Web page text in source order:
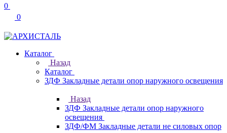
0
0
Каталог
Назад
Каталог
ЗДФ Закладные детали опор наружного освещения
Назад
ЗДФ Закладные детали опор наружного
освещения
ЗДФ/ФМ Закладные детали не силовых опор